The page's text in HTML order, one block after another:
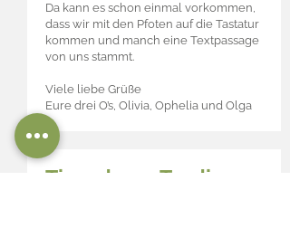
Da kann es schon einmal vorkommen,
dass wir mit den Pfoten auf die Tastatur
kommen und manch eine Textpassage
von uns stammt.
Viele liebe Grüße
Eure drei O’s, Olivia, Ophelia und Olga
Tigerdame Trudi